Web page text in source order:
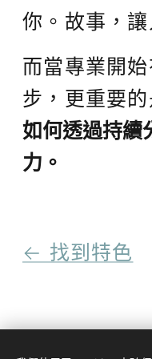
你。故事，
而當專業開
步，更重要的
如何透過持續
力。
← 找到特色